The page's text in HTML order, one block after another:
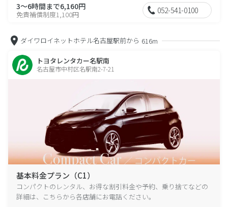
3～6時間まで6,160円
免責補償制度1,100円 052-541-0100
ダイワロイネットホテル名古屋駅前から 616m
トヨタレンタカー名駅南
名古屋市中村区名駅南2-7-21
基本料金プラン（C1）
コンパクトのレンタル、お得な割引料金や予約、乗り捨てなどの
詳細は、こちらから各店舗にお電話ください。